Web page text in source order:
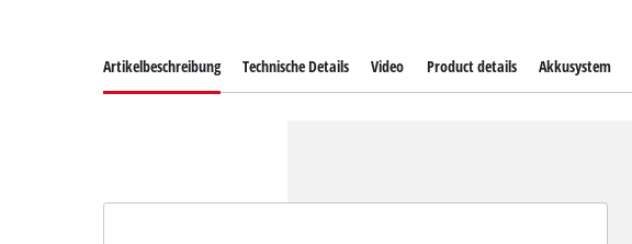
Artikelbeschreibung Technische Details Video Product details Akkusystem